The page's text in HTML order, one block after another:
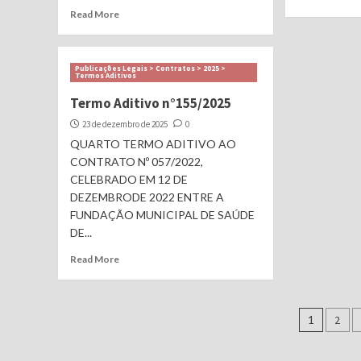
Read More
Publicações Legais > Contratos > 2025 >
Termos Aditivos
Termo Aditivo n°155/2025
23 de dezembro de 2025 0
QUARTO TERMO ADITIVO AO
CONTRATO Nº 057/2022,
CELEBRADO EM 12 DE
DEZEMBRODE 2022 ENTRE A
FUNDAÇÃO MUNICIPAL DE SAÚDE
DE...
Read More
1 2